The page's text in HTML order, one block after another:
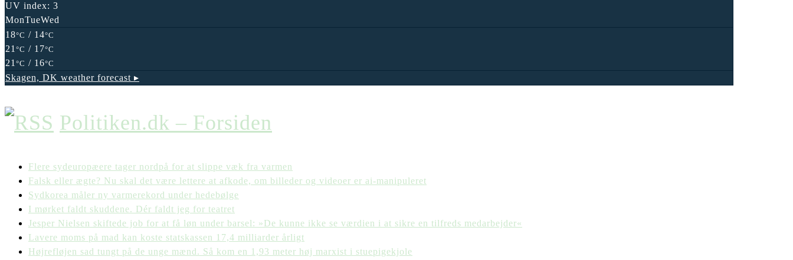
UV index: 3
MonTueWed
18°C / 14°C
21 °C / 17°C
21 °C / 16°C
Skagen, DK weather forecast ▸
Politiken.dk – Forsiden
Flere sydeuropæere tager nordpå for at slippe væk fra varmen
Falsk eller ægte? Nu skal det være lettere at afkode, om billeder og videoer er ai-manipuleret
Sydkorea måler ny varmerekord under hedebølge
I mørket faldt skuddene. Dér faldt jeg for teatret
Jesper Nielsen skiftede job for at få løn under barsel: »De kunne ikke se værdien i at sikre en tilfreds medarbejder«
Lavere moms på mad kan koste statskassen 17,4 milliarder årligt
Højrefløjen sad tungt på de unge mænd. Så kom en 1,93 meter høj marxist i stuepigekjole